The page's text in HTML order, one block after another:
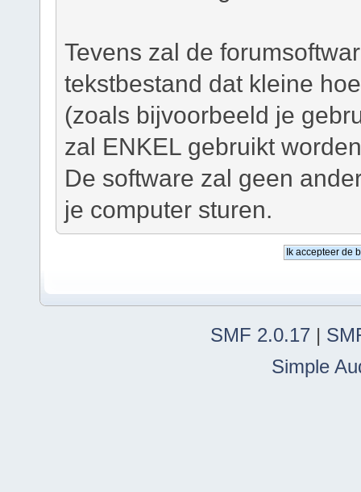
Tevens zal de
tekstbestand dat kleine
(zoals bijvoorbeeld je
zal ENKEL gebruikt
De software zal geen
je computer sturen.
SMF 2.0.17 |
Simple